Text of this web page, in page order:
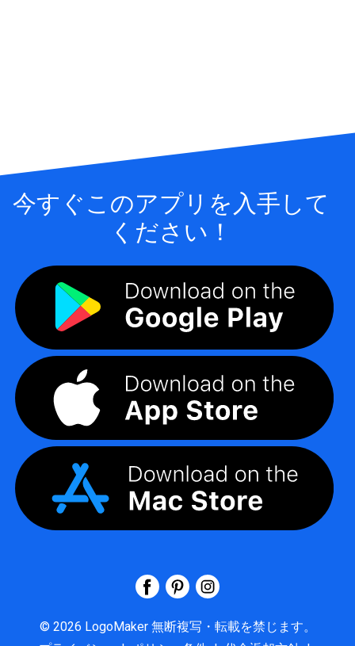
今すぐこのアプリを入手して
ください！
© 2026 LogoMaker 無断複写・転載を禁じます。